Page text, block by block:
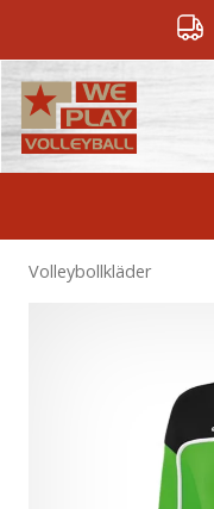
Volleybollkläder